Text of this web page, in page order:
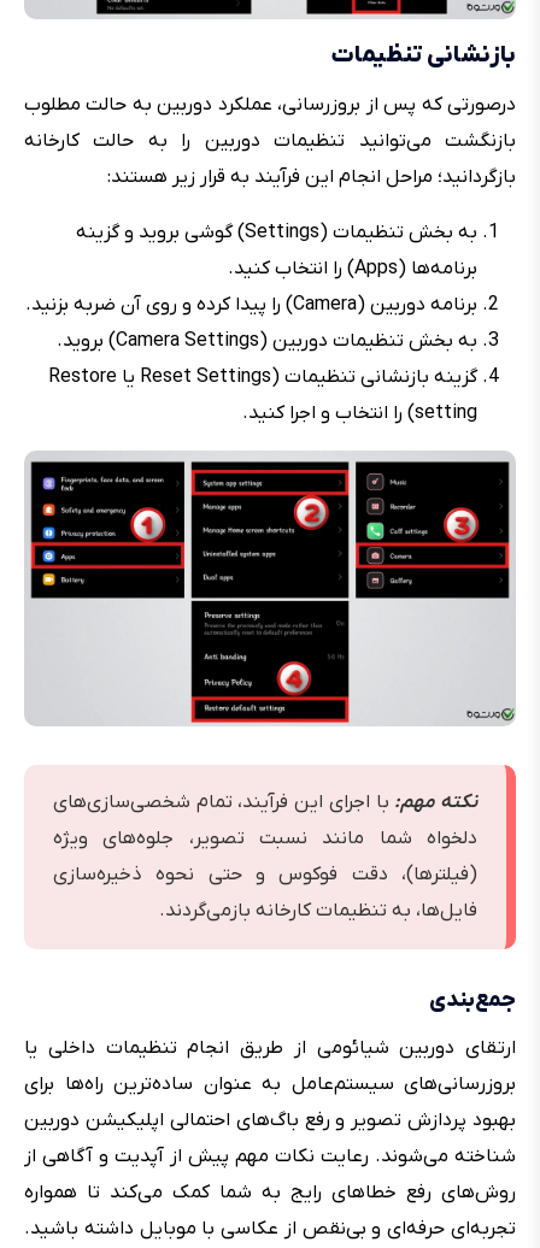
بازنشانی تنظیمات
درصورتی که پس از بروزرسانی، عملکرد دوربین به حالت مطلوب
بازنگشت می‌توانید تنظیمات دوربین را به حالت کارخانه
بازگردانید؛ مراحل انجام این فرآیند به قرار زیر هستند:
به بخش تنظیمات (Settings) گوشی بروید و گزینه
برنامه‌ها (Apps) را انتخاب کنید.
برنامه دوربین (Camera) را پیدا کرده و روی آن ضربه بزنید.
به بخش تنظیمات دوربین (Camera Settings) بروید.
گزینه بازنشانی تنظیمات (Reset Settings یا Restore
setting) را انتخاب و اجرا کنید.
نکته مهم: با اجرای این فرآیند، تمام شخصی‌سازی‌های
دلخواه شما مانند نسبت تصویر، جلوه‌های ویژه
(فیلترها)، دقت فوکوس و حتی نحوه ذخیره‌سازی
فایل‌ها، به تنظیمات کارخانه‌ بازمی‌گردند.
جمع‌بندی
ارتقای دوربین شیائومی از طریق انجام تنظیمات داخلی یا
بروزرسانی‌های سیستم‌عامل به عنوان ساده‌ترین راه‌ها برای
بهبود پردازش تصویر و رفع باگ‌های احتمالی اپلیکیشن دوربین
شناخته می‌شوند. رعایت نکات مهم پیش از آپدیت و آگاهی از
روش‌های رفع خطاهای رایج به شما کمک می‌کند تا همواره
تجربه‌ای حرفه‌ای و بی‌نقص از عکاسی با موبایل داشته باشید.